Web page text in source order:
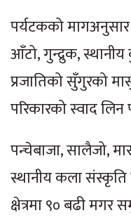
पर्यटकको
आँटो, गुन्द्रुक,
प्रजातिको सुँगुरको
परिकारको स्वाद लिन
पन्चेबाजा, सालैजो,
स्थानीय कला
क्षेत्रमा ९० बढी